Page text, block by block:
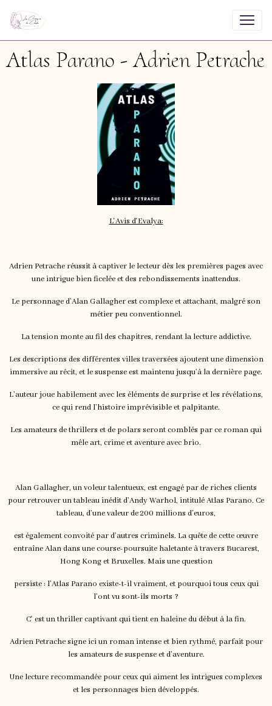
Atlas Parano - Adrien Petrache
L'Avis d'Evalya:
Adrien Petrache réussit à captiver le lecteur dès les premières pages avec
une intrigue bien ficelée et des rebondissements inattendus.
Le personnage d’Alan Gallagher est complexe et attachant, malgré son
métier peu conventionnel.
La tension monte au fil des chapitres, rendant la lecture addictive.
Les descriptions des différentes villes traversées ajoutent une dimension
immersive au récit, et le suspense est maintenu jusqu’à la dernière page.
L’auteur joue habilement avec les éléments de surprise et les révélations,
ce qui rend l’histoire imprévisible et palpitante.
Les amateurs de thrillers et de polars seront comblés par ce roman qui
mêle art, crime et aventure avec brio.
Alan Gallagher, un voleur talentueux, est engagé par de riches clients
pour retrouver un tableau inédit d’Andy Warhol, intitulé Atlas Parano. Ce
tableau, d’une valeur de 200 millions d’euros,
est également convoité par d’autres criminels. La quête de cette œuvre
entraîne Alan dans une course-poursuite haletante à travers Bucarest,
Hong Kong et Bruxelles. Mais une question
persiste : l’Atlas Parano existe-t-il vraiment, et pourquoi tous ceux qui
l’ont vu sont-ils morts ?
C' est un thriller captivant qui tient en haleine du début à la fin.
Adrien Petrache signe ici un roman intense et bien rythmé, parfait pour
les amateurs de suspense et d’aventure.
Une lecture recommandée pour ceux qui aiment les intrigues complexes
et les personnages bien développés.